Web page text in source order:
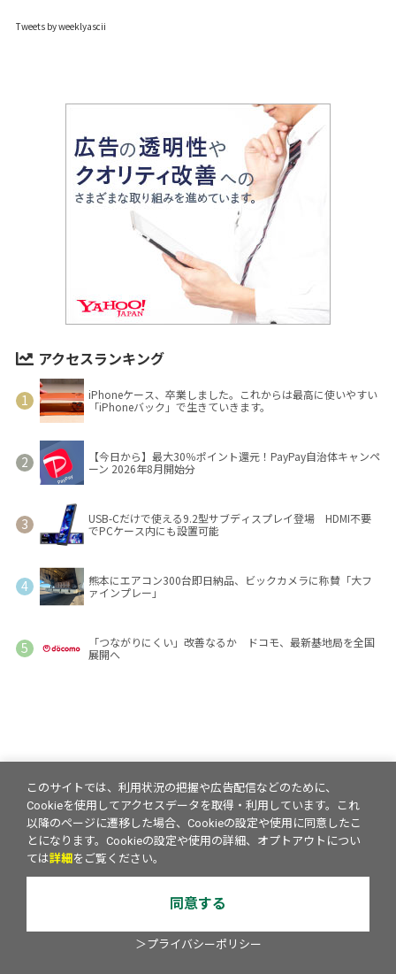
Tweets by weeklyascii
アクセスランキング
iPhoneケース、卒業しました。これからは最高に使いやすい
「iPhoneバック」で生きていきます。
【今日から】最大30％ポイント還元！PayPay自治体キャンペ
ーン 2026年8月開始分
USB-Cだけで使える9.2型サブディスプレイ登場 HDMI不要
でPCケース内にも設置可能
熊本にエアコン300台即日納品、ビックカメラに称賛「大フ
ァインプレー」
「つながりにくい」改善なるか ドコモ、最新基地局を全国
展開へ
このサイトでは、利用状況の把握や広告配信などのために、
Cookieを使用してアクセスデータを取得・利用しています。これ
以降のページに遷移した場合、Cookieの設定や使用に同意したこ
とになります。Cookieの設定や使用の詳細、オプトアウトについ
ては詳細 をご覧ください。
同意する
＞プライバシーポリシー